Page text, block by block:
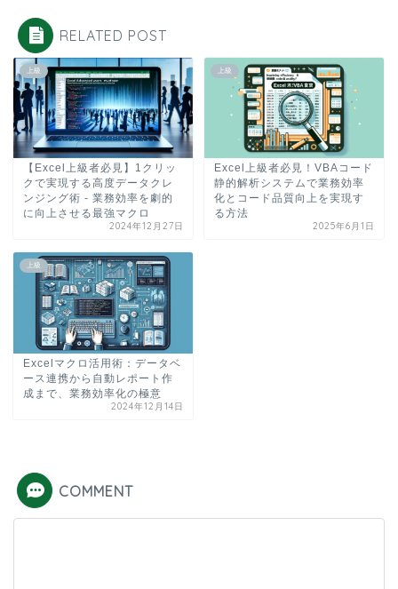
RELATED POST
上級
【Excel上級者必見】1クリッ
クで実現する高度データクレ
ンジング術 - 業務効率を劇的
に向上させる最強マクロ
2024年12月27日
上級
Excel上級者必見！VBAコード
静的解析システムで業務効率
化とコード品質向上を実現す
る方法
2025年6月1日
上級
Excelマクロ活用術：データベ
ース連携から自動レポート作
成まで、業務効率化の極意
2024年12月14日
COMMENT